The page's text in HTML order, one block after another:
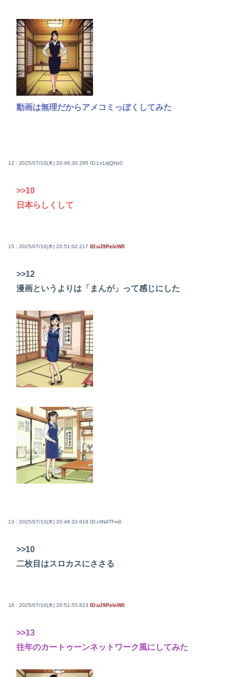
動画は無理だからアメコミっぽくしてみた
12 : 2025/07/10(木) 20:48:30.285 ID:Lv1djQHz0
>>10
日本らしくして
15 : 2025/07/10(木) 20:51:02.217 ID:uJ9PeIeW0
>>12
漫画というよりは「まんが」って感じにした
13 : 2025/07/10(木) 20:48:33.619 ID:cfiN4TFm0
>>10
二枚目はスロカスにささる
16 : 2025/07/10(木) 20:51:55.823 ID:uJ9PeIeW0
>>13
往年のカートゥーンネットワーク風にしてみた